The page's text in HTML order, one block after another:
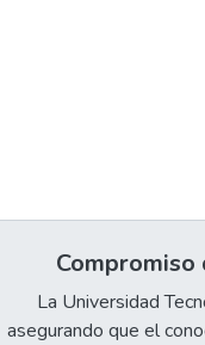
Compromiso
La Universidad
asegurando que el